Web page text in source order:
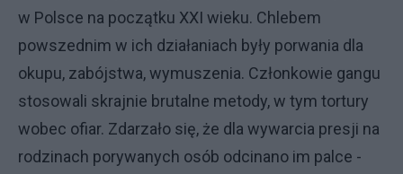
w Polsce na początku XXI wieku. Chlebem
powszednim w ich działaniach były porwania dla
okupu, zabójstwa, wymuszenia. Członkowie gangu
stosowali skrajnie brutalne metody, w tym tortury
wobec ofiar. Zdarzało się, że dla wywarcia presji na
rodzinach porywanych osób odcinano im palce -